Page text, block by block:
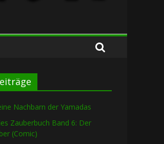
Nachbarn der Yamadas
Zauberbuch Band 6: Der
(Comic)